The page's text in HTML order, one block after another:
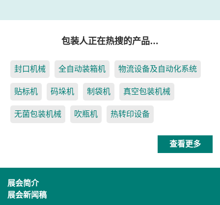
包装人正在热搜的产品…
封口机械 全自动装箱机 物流设备及自动化系统
贴标机 码垛机 制袋机 真空包装机械
无菌包装机械 吹瓶机 热转印设备
查看更多
展会简介
展会新闻稿